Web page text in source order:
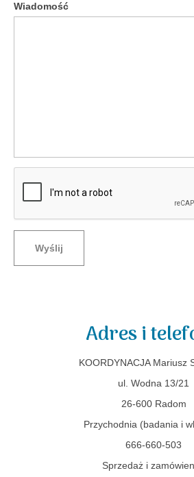
Wiadomość
Wyślij
Adres i
KOORDYNACJA Mariusz
ul. Wodna 13/21
26-600 Radom
Przychodnia (badania i
666-660-503
Sprzedaż i